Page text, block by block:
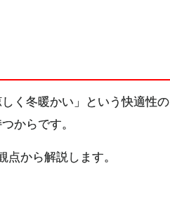
く冬暖かい」という快適性の
からです。
から解説します。